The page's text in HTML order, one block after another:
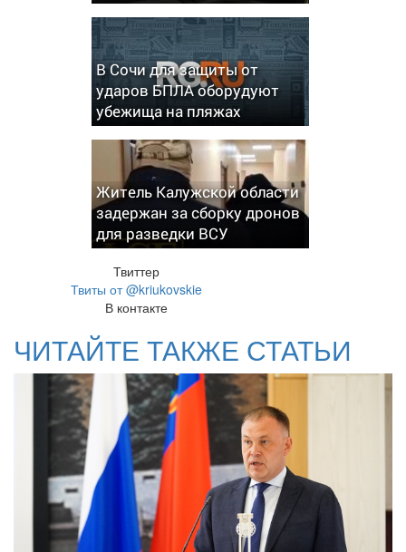
В Сочи для защиты от
ударов БПЛА оборудуют
убежища на пляжах
Житель Калужской области
задержан за сборку дронов
для разведки ВСУ
Твиттер
Твиты от @kriukovskie
В контакте
ЧИТАЙТЕ ТАКЖЕ СТАТЬИ